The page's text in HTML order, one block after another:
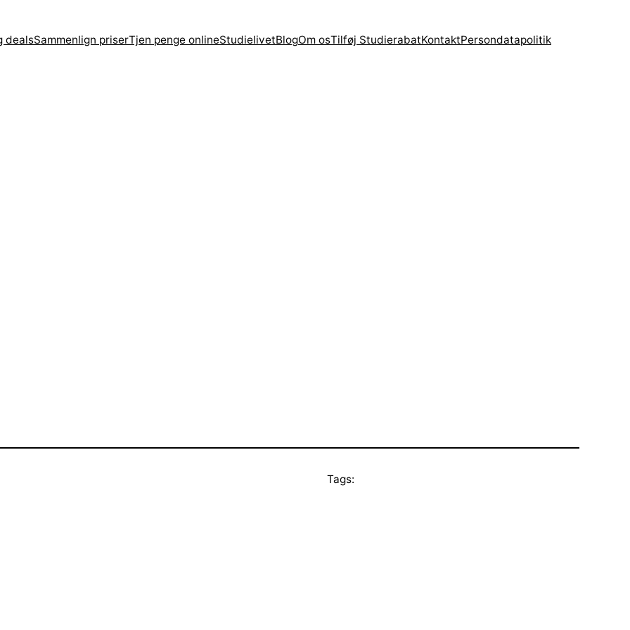
dealsSammenlign priserTjen penge onlineStudielivetBlogOm osTilføj StudierabatKontaktPersondatapolitik
Tags: